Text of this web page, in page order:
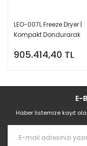
LEO-007L Freeze Dryer |
Kompakt Dondurarak
905.414,40 TL
E-
Haber listemize kayıt